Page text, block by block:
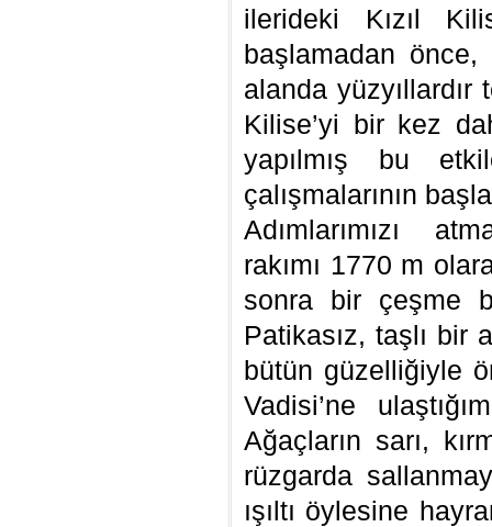
ilerideki Kızıl
başlamadan
alanda yüzyıllardır
Kilise’yi bir kez
yapılmış bu
çalışmalarının
Adımlarımızı
rakımı 1770 m
sonra bir çeşme
Patikasız, taşlı bir
bütün güzelliğiyle
Vadisi’ne
Ağaçların sarı,
rüzgarda
ışıltı öylesine